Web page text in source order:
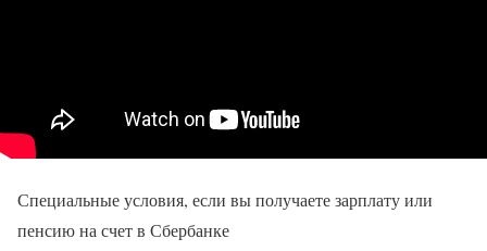
Специальные условия, если вы получаете зарплату или
пенсию на счет в Сбербанке